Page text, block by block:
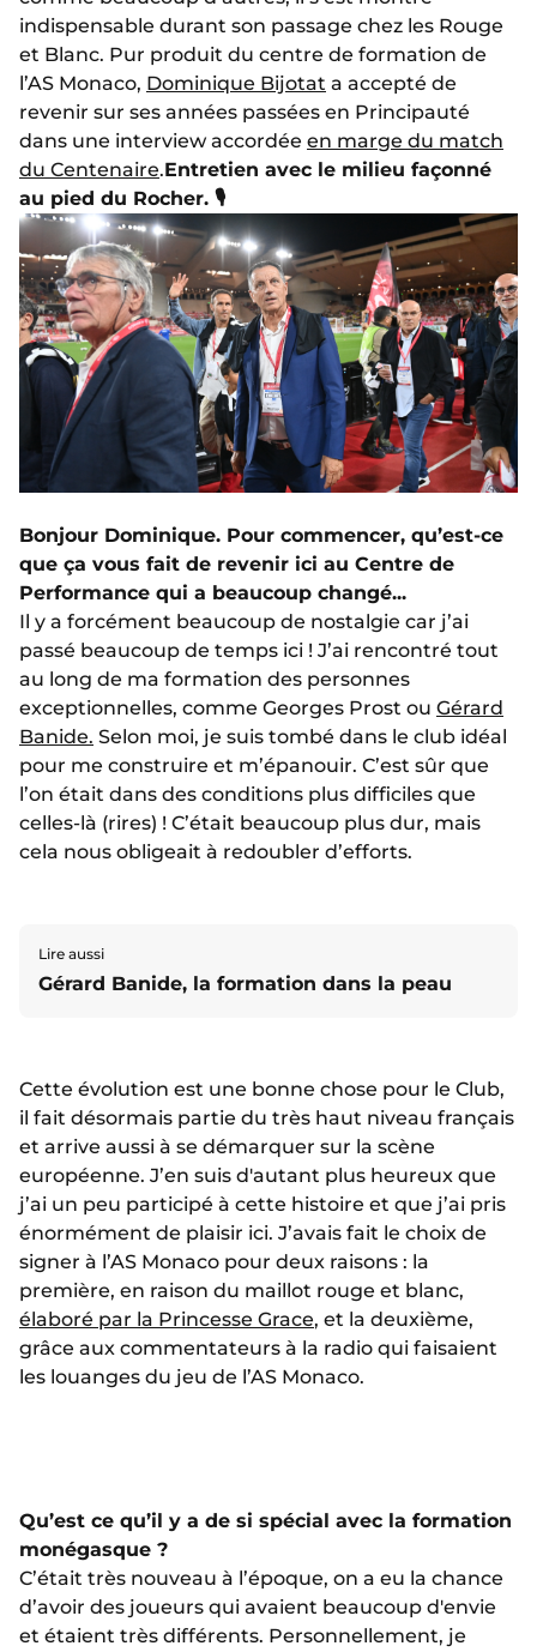
indispensable durant son passage chez les Rouge
et Blanc. Pur produit du centre de formation de
l’AS Monaco, Dominique Bijotat a accepté de
revenir sur ses années passées en Principauté
dans une interview accordée en marge du match
du Centenaire.Entretien avec le milieu façonné
au pied du Rocher. 🎙️
Bonjour Dominique. Pour commencer, qu’est-ce
que ça vous fait de revenir ici au Centre de
Performance qui a beaucoup changé...
Il y a forcément beaucoup de nostalgie car j’ai
passé beaucoup de temps ici ! J’ai rencontré tout
au long de ma formation des personnes
exceptionnelles, comme Georges Prost ou Gérard
Banide. Selon moi, je suis tombé dans le club idéal
pour me construire et m’épanouir. C’est sûr que
l’on était dans des conditions plus difficiles que
celles-là (rires) ! C’était beaucoup plus dur, mais
cela nous obligeait à redoubler d’efforts.
Lire aussi
Gérard Banide, la formation dans la peau
Cette évolution est une bonne chose pour le Club,
il fait désormais partie du très haut niveau français
et arrive aussi à se démarquer sur la scène
européenne. J’en suis d'autant plus heureux que
j’ai un peu participé à cette histoire et que j’ai pris
énormément de plaisir ici. J’avais fait le choix de
signer à l’AS Monaco pour deux raisons : la
première, en raison du maillot rouge et blanc,
élaboré par la Princesse Grace, et la deuxième,
grâce aux commentateurs à la radio qui faisaient
les louanges du jeu de l’AS Monaco.
Qu’est ce qu’il y a de si spécial avec la formation
monégasque ?
C’était très nouveau à l’époque, on a eu la chance
d’avoir des joueurs qui avaient beaucoup d'envie
et étaient très différents. Personnellement, je